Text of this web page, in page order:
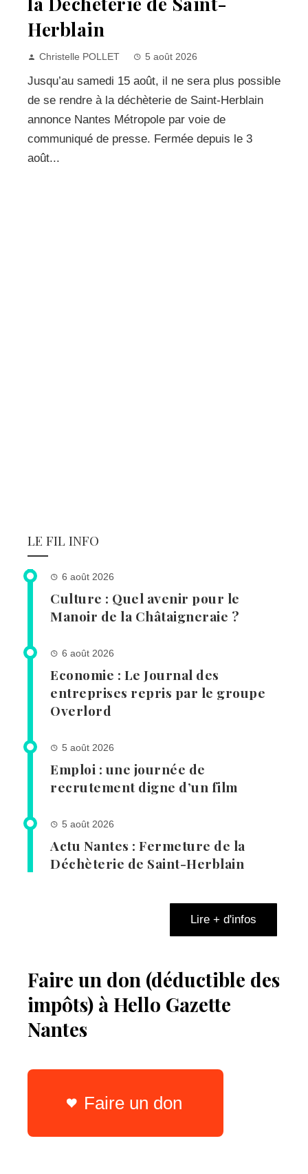
Herblain
Christelle POLLET 5 août 2026
Jusqu’au samedi 15 août, il ne sera plus possible
de se rendre à la déchèterie de Saint-Herblain
annonce Nantes Métropole par voie de
communiqué de presse. Fermée depuis le 3
août...
LE FIL INFO
6 août 2026
Culture : Quel avenir pour le
Manoir de la Châtaigneraie ?
6 août 2026
Economie : Le Journal des
entreprises repris par le groupe
Overlord
5 août 2026
Emploi : une journée de
recrutement digne d’un film
5 août 2026
Actu Nantes : Fermeture de la
Déchèterie de Saint-Herblain
Lire + d'infos
Faire un don (déductible des
impôts) à Hello Gazette
Nantes
Faire un don